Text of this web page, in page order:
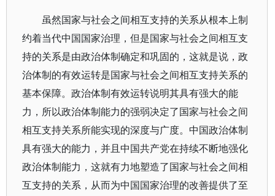
虽然国家与社会之间相互支持的关系从根本上制
约着当代中国国家治理，但是国家与社会之间相互支
持的关系是由政治体制确定和巩固的，这就是说，政
治体制的有效运转是国家与社会之间相互支持关系的
基本保障。政治体制有效运转说明其具有强大的能
力，所以政治体制能力的强弱决定了国家与社会之间
相互支持关系所能实现的深度与广度。中国政治体制
具有强大的能力，并且中国共产党在持续不断地强化
政治体制能力，这就有力地塑造了国家与社会之间相
互支持的关系，从而为中国国家治理的改善提供了至